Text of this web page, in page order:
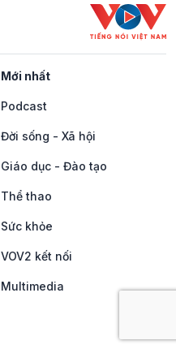
Mới nhất
Podcast
Đời sống - Xã hội
Giáo dục - Đào tạo
Thể thao
Sức khỏe
VOV2 kết nối
Multimedia